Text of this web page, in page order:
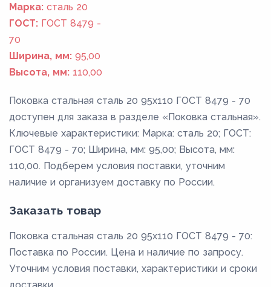
Марка: сталь 20
ГОСТ: ГОСТ 8479 -
70
Ширина, мм: 95,00
Высота, мм: 110,00
Поковка стальная сталь 20 95x110 ГОСТ 8479 - 70
доступен для заказа в разделе «Поковка стальная».
Ключевые характеристики: Марка: сталь 20; ГОСТ:
ГОСТ 8479 - 70; Ширина, мм: 95,00; Высота, мм:
110,00. Подберем условия поставки, уточним
наличие и организуем доставку по России.
Заказать товар
Поковка стальная сталь 20 95x110 ГОСТ 8479 - 70:
Поставка по России. Цена и наличие по запросу.
Уточним условия поставки, характеристики и сроки
доставки.